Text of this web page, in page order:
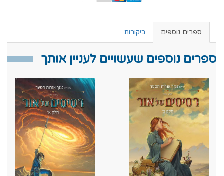
ספרים נוספים ביקורות
ספרים נוספים שעשויים לעניין אותך